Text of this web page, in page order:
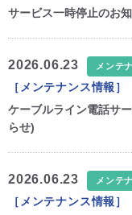
サービス一時停止のお知
2026.06.23 メンテ
［メンテナンス情報］
ケーブルライン電話サ
らせ)
2026.06.23 メンテ
［メンテナンス情報］